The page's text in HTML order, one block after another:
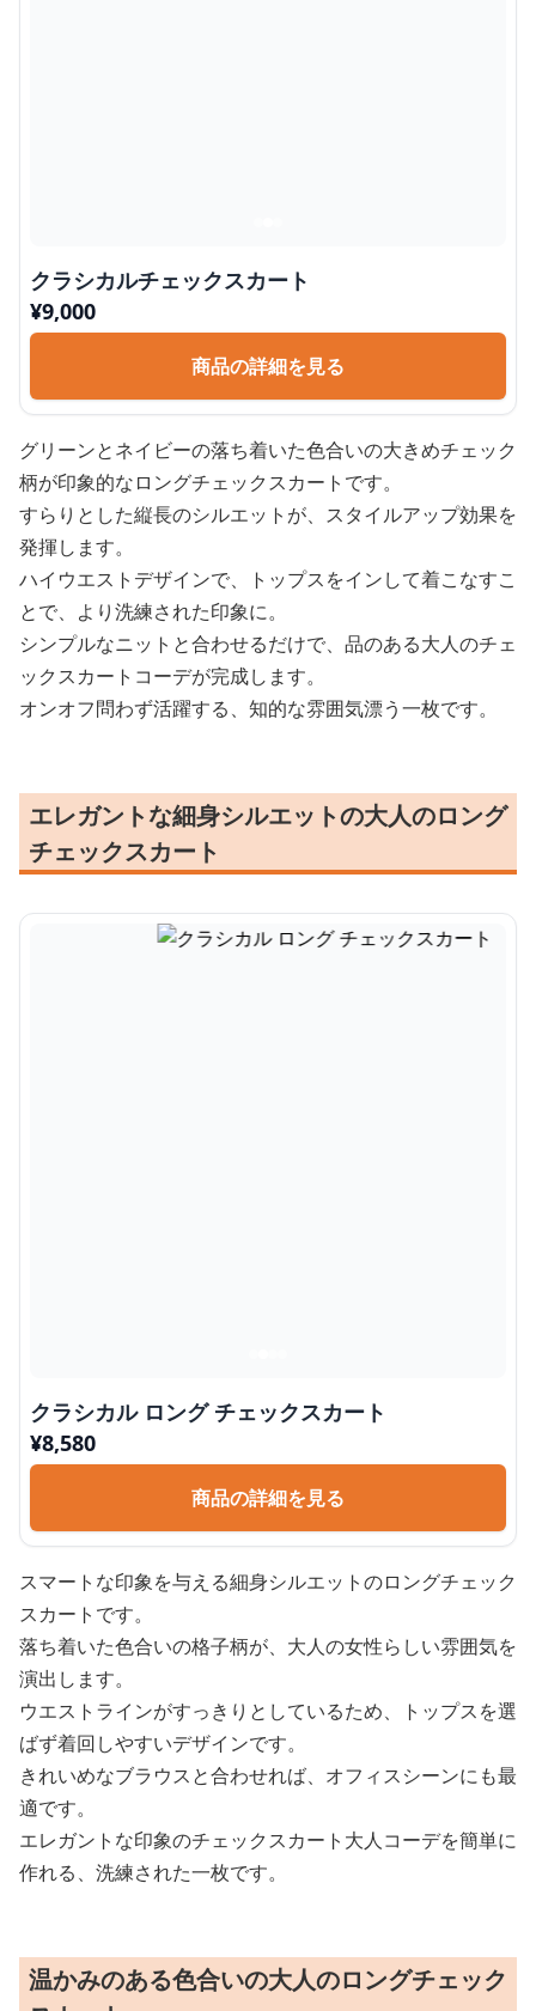
クラシカルチェックスカート
¥9,000
商品の詳細を見る
グリーンとネイビーの落ち着いた色合いの大きめチェック
柄が印象的なロングチェックスカートです。
すらりとした縦長のシルエットが、スタイルアップ効果を
発揮します。
ハイウエストデザインで、トップスをインして着こなすこ
とで、より洗練された印象に。
シンプルなニットと合わせるだけで、品のある大人のチェ
ックスカートコーデが完成します。
オンオフ問わず活躍する、知的な雰囲気漂う一枚です。
エレガントな細身シルエットの大人のロング
チェックスカート
クラシカル ロング チェックスカート
¥8,580
商品の詳細を見る
スマートな印象を与える細身シルエットのロングチェック
スカートです。
落ち着いた色合いの格子柄が、大人の女性らしい雰囲気を
演出します。
ウエストラインがすっきりとしているため、トップスを選
ばず着回しやすいデザインです。
きれいめなブラウスと合わせれば、オフィスシーンにも最
適です。
エレガントな印象のチェックスカート大人コーデを簡単に
作れる、洗練された一枚です。
温かみのある色合いの大人のロングチェック